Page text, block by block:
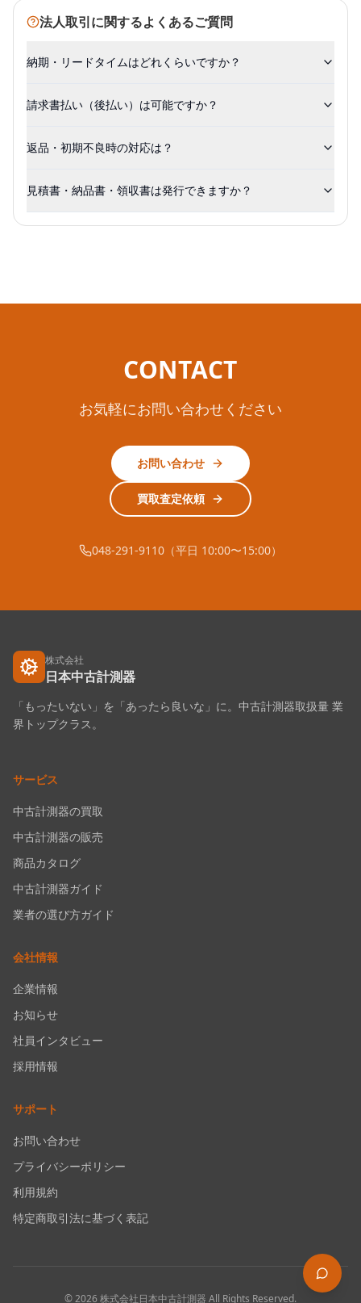
法人取引に関するよくあるご質問
納期・リードタイムはどれくらいですか？
請求書払い（後払い）は可能ですか？
返品・初期不良時の対応は？
見積書・納品書・領収書は発行できますか？
CONTACT
お気軽にお問い合わせください
お問い合わせ
買取査定依頼
048-291-9110（平日 10:00〜15:00）
株式会社
日本中古計測器
「もったいない」を「あったら良いな」に。中古計測器取扱量 業
界トップクラス。
サービス
中古計測器の買取
中古計測器の販売
商品カタログ
中古計測器ガイド
業者の選び方ガイド
会社情報
企業情報
お知らせ
社員インタビュー
採用情報
サポート
お問い合わせ
プライバシーポリシー
利用規約
特定商取引法に基づく表記
©2026株式会社日本中古計測器 All Rights Reserved.